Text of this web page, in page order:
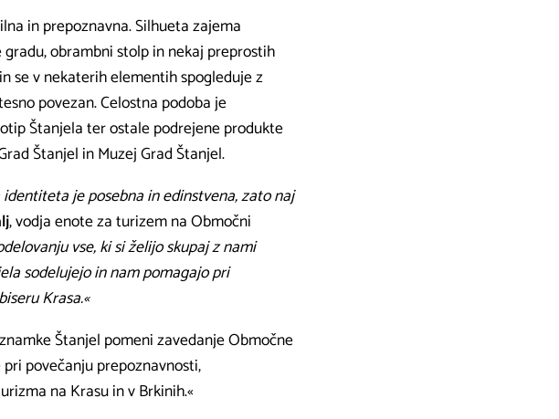
in prepoznavna. Silhueta zajema
obrambni stolp in nekaj preprostih
se v nekaterih elementih spogleduje z
povezan. Celostna podoba je
Štanjela ter ostale podrejene produkte
Štanjel in Muzej Grad Štanjel.
je posebna in edinstvena, zato naj
, vodja enote za turizem na Območni
vse, ki si želijo skupaj z nami
sodelujejo in nam pomagajo pri
Krasa.«
Štanjel pomeni zavedanje Območne
povečanju prepoznavnosti,
na Krasu in v Brkinih.«